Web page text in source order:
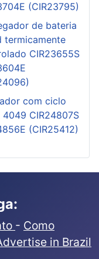
(CIR23795)
de bateria
termicamente
CIR23655S
com ciclo
CIR24807S
(CIR25412)
- Como
in Brazil